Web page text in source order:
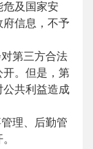
危及国家安
信息，不予
第三方合法
开。但是，第
公共利益造成
理、后勤管